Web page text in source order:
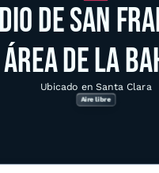
DE SAN
ÁREA DE LA
Ubicado en Santa Clara
Aire libre
Área